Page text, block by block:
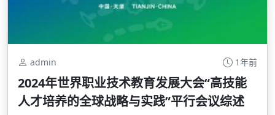
admin 1年前
2024年世界职业技术教育发展大会“高技能
人才培养的全球战略与实践”平行会议综述